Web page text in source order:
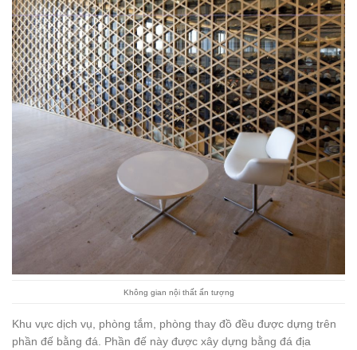
Không gian nội thất ấn tượng
Khu vực dịch vụ, phòng tắm, phòng thay đồ đều được dựng trên
phần đế bằng đá. Phần đế này được xây dựng bằng đá địa